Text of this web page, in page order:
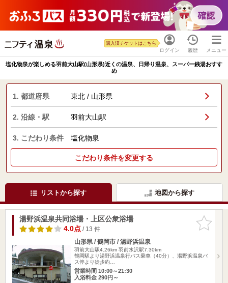
ログイン
購入済チケットはこちら
履歴 メニュー
塩化物泉が楽しめる羽前大山駅(山形県)近くの温泉、日帰り温泉、スーパー銭湯おすす
め
1. 都道府県 東北 / 山形県
2. 沿線・駅 羽前大山駅
3. こだわり条件 塩化物泉
こだわり条件を変更する
リストから探す 地図から探す
お気に入
りに追加
湯野浜温泉共同浴場・上区公衆浴場
4.0点/ 13 件
山形県 / 鶴岡市 / 湯野浜温泉
羽前大山駅4.26km 羽前水沢駅7.30km
鶴岡駅より湯野浜温泉行バス乗車（40分）、湯野浜温泉バ
ス停より徒歩約…
営業時間 10:00～21:30
入浴料金 290円～